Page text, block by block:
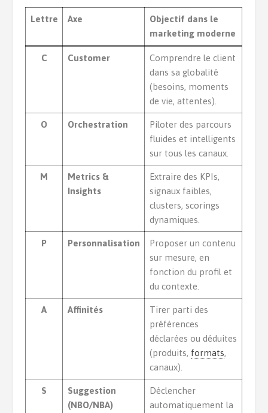
Lettre Axe
Objectif dans le
marketing moderne
C Customer
Comprendre le client
dans sa globalité
(besoins, moments
de vie, attentes).
O Orchestration
Piloter des parcours
fluides et intelligents
sur tous les canaux.
M
Metrics &
Insights
Extraire des KPIs,
signaux faibles,
clusters, scorings
dynamiques.
P Personnalisation
Proposer un contenu
sur mesure, en
fonction du profil et
du contexte.
A Affinités
Tirer parti des
préférences
déclarées ou déduites
(produits, formats,
canaux).
S
Suggestion
(NBO/NBA)
Déclencher
automatiquement la